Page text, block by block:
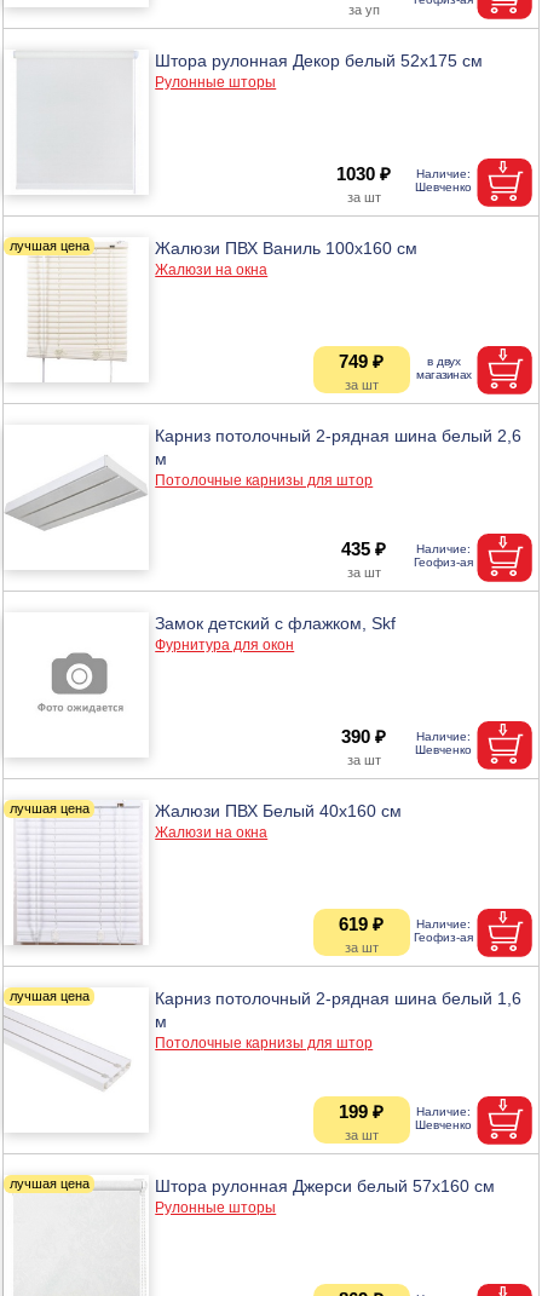
Штора рулонная Декор белый 52х175 см
Рулонные шторы
1030 ₽
Жалюзи ПВХ Ваниль 100x160 см
Жалюзи на окна
749 ₽
Карниз потолочный 2-рядная шина белый 2,6
м
Потолочные карнизы для штор
435 ₽
Замок детский с флажком, Skf
Фурнитура для окон
390 ₽
Жалюзи ПВХ Белый 40х160 см
Жалюзи на окна
619 ₽
Карниз потолочный 2-рядная шина белый 1,6
м
Потолочные карнизы для штор
199 ₽
Штора рулонная Джерси белый 57х160 см
Рулонные шторы